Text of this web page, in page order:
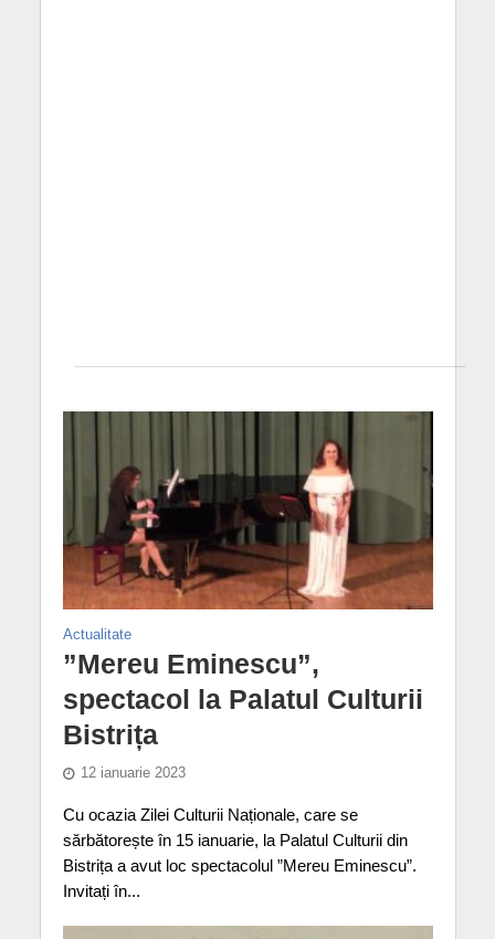
Actualitate
”Mereu Eminescu”,
spectacol la Palatul Culturii
Bistrița
12 ianuarie 2023
Cu ocazia Zilei Culturii Naționale, care se
sărbătorește în 15 ianuarie, la Palatul Culturii din
Bistrița a avut loc spectacolul ”Mereu Eminescu”.
Invitați în...